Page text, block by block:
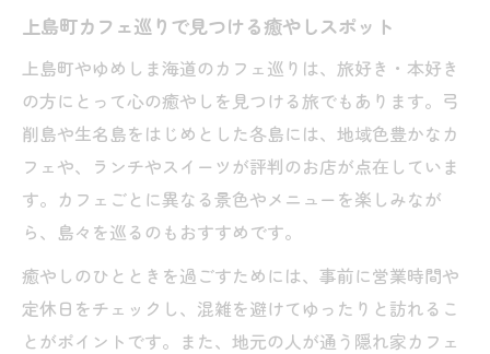
上島町カフェ巡りで見つける癒やしスポット
上島町やゆめしま海道のカフェ巡りは、旅好き・本好き
の方にとって心の癒やしを見つける旅でもあります。弓
削島や生名島をはじめとした各島には、地域色豊かなカ
フェや、ランチやスイーツが評判のお店が点在していま
す。カフェごとに異なる景色やメニューを楽しみなが
ら、島々を巡るのもおすすめです。
癒やしのひとときを過ごすためには、事前に営業時間や
定休日をチェックし、混雑を避けてゆったりと訪れるこ
とがポイントです。また、地元の人が通う隠れ家カフェ